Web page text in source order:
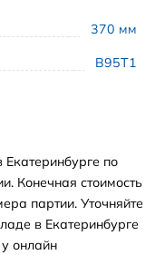
370 мм
В95Т1
по
Конечная стоимость
партии. Уточняйте
в Екатеринбурге
онлайн